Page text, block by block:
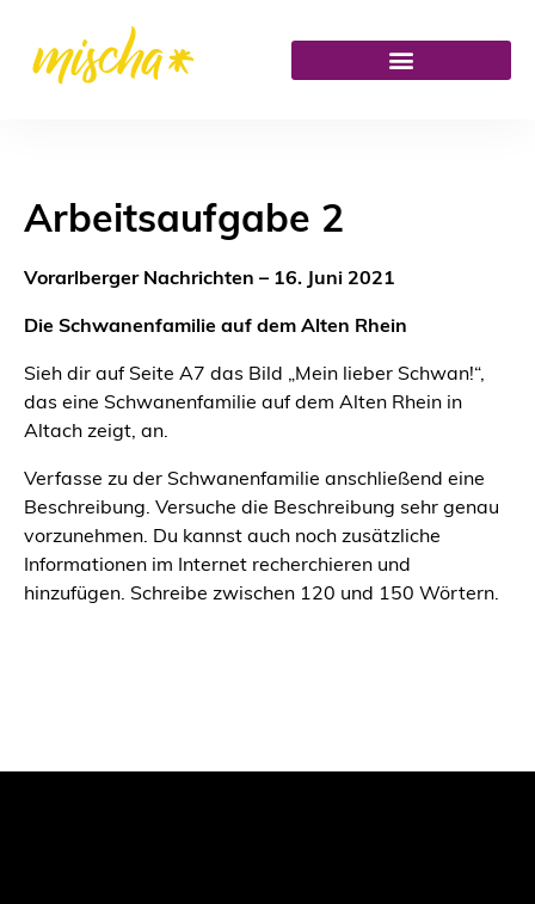
Arbeitsaufgabe 2
Vorarlberger Nachrichten – 16. Juni 2021
Die Schwanenfamilie auf dem Alten Rhein
Sieh dir auf Seite A7 das Bild „Mein lieber Schwan!“,
das eine Schwanenfamilie auf dem Alten Rhein in
Altach zeigt, an.
Verfasse zu der Schwanenfamilie anschließend eine
Beschreibung. Versuche die Beschreibung sehr genau
vorzunehmen. Du kannst auch noch zusätzliche
Informationen im Internet recherchieren und
hinzufügen. Schreibe zwischen 120 und 150 Wörtern.